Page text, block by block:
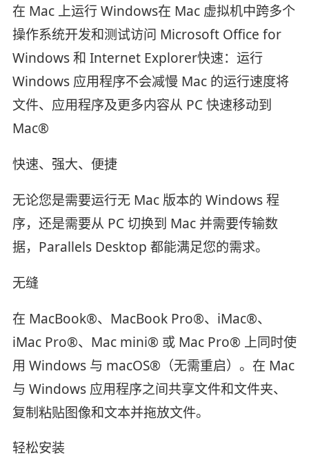
在 Mac 上运行 Windows在 Mac 虚拟机中跨多个
操作系统开发和测试访问 Microsoft Office for
Windows 和 Internet Explorer快速：运行
Windows 应用程序不会减慢 Mac 的运行速度将
文件、应用程序及更多内容从 PC 快速移动到
Mac®
快速、强大、便捷
无论您是需要运行无 Mac 版本的 Windows 程
序，还是需要从 PC 切换到 Mac 并需要传输数
据，Parallels Desktop 都能满足您的需求。
无缝
在 MacBook®、MacBook Pro®、iMac®、
iMac Pro®、Mac mini® 或 Mac Pro® 上同时使
用 Windows 与 macOS®（无需重启）。在 Mac
与 Windows 应用程序之间共享文件和文件夹、
复制粘贴图像和文本并拖放文件。
轻松安装